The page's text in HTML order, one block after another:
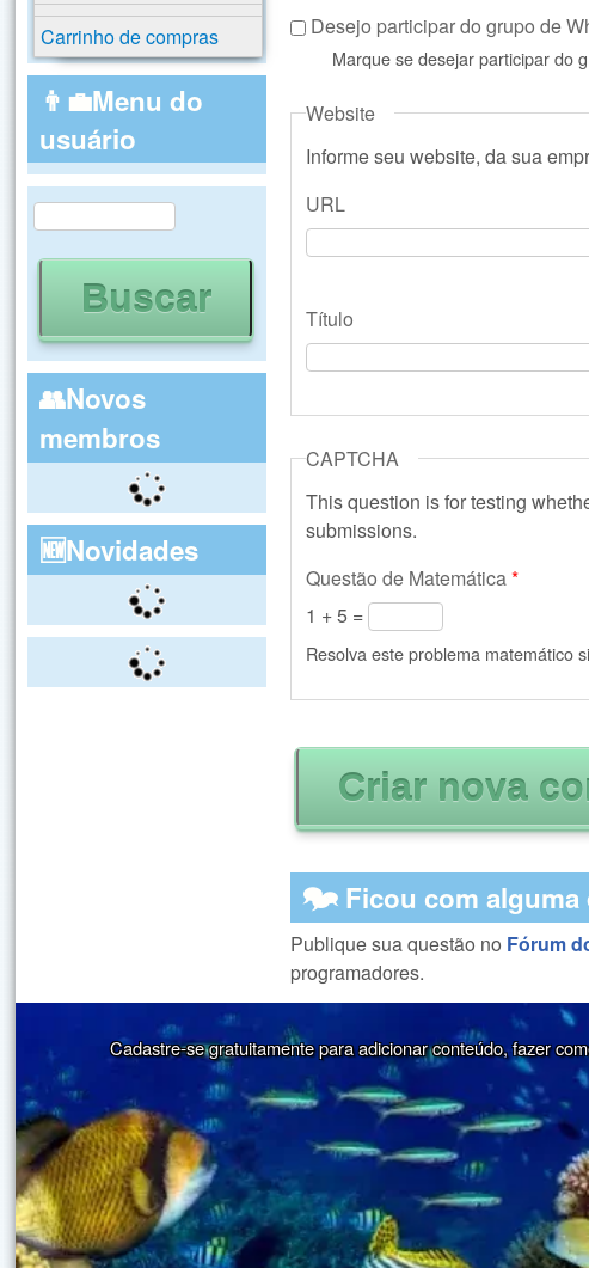
Desejo participar do grupo de
Marque se desejar participar do
Website
Informe seu website, da sua
URL
Título
CAPTCHA
This question is for testing
submissions.
Questão de Matemática*
1 + 5 =
Resolva este problema matemático
🗫 Ficou com alguma
Publique sua questão no Fórum
programadores.
Carrinho de compras
👨‍💼Menu do
usuário
Formulário de busca
Buscar
👥Novos
membros
🆕Novidades
Cadastre-se gratuitamente para adicionar conteúdo, fazer